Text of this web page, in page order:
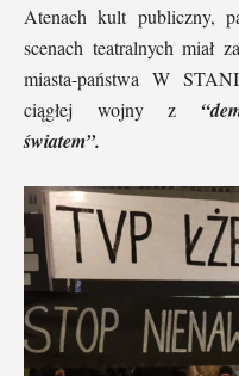
Atenach kult publiczny,
scenach teatralnych miał
miasta-państwa W
ciągłej wojny z
światem”.